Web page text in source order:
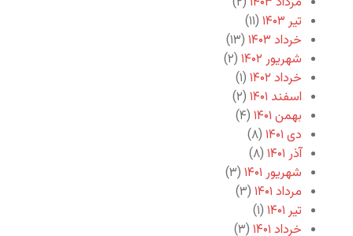
تیر ۱۴۰۳
(۱۱)
خرداد ۱۴۰۳
(۱۳)
شهریور ۱۴۰۲
(۲)
خرداد ۱۴۰۲
(۱)
اسفند ۱۴۰۱
(۲)
بهمن ۱۴۰۱
(۴)
دی ۱۴۰۱
(۸)
آذر ۱۴۰۱
(۸)
شهریور ۱۴۰۱
(۳)
مرداد ۱۴۰۱
(۳)
تیر ۱۴۰۱
(۱)
خرداد ۱۴۰۱
(۳)